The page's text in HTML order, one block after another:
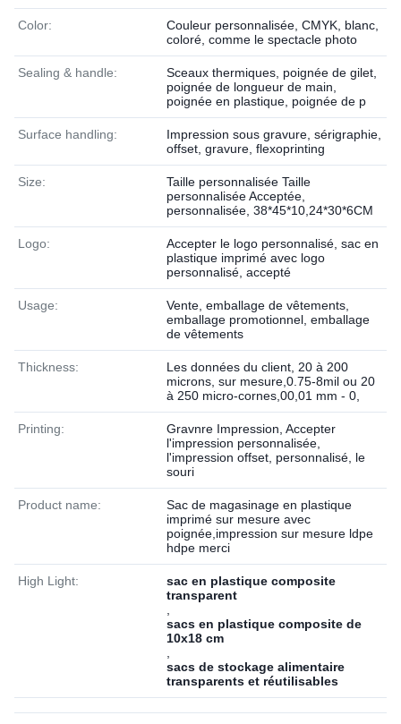
Color:
Couleur personnalisée, CMYK, blanc,
coloré, comme le spectacle photo
Sealing & handle:
Sceaux thermiques, poignée de gilet,
poignée de longueur de main,
poignée en plastique, poignée de p
Surface handling:
Impression sous gravure, sérigraphie,
offset, gravure, flexoprinting
Size:
Taille personnalisée Taille
personnalisée Acceptée,
personnalisée, 38*45*10,24*30*6CM
Logo:
Accepter le logo personnalisé, sac en
plastique imprimé avec logo
personnalisé, accepté
Usage:
Vente, emballage de vêtements,
emballage promotionnel, emballage
de vêtements
Thickness:
Les données du client, 20 à 200
microns, sur mesure,0.75-8mil ou 20
à 250 micro-cornes,00,01 mm - 0,
Printing:
Gravnre Impression, Accepter
l'impression personnalisée,
l'impression offset, personnalisé, le
souri
Product name:
Sac de magasinage en plastique
imprimé sur mesure avec
poignée,impression sur mesure ldpe
hdpe merci
High Light:
sac en plastique composite
transparent
sacs en plastique composite de
10x18 cm
sacs de stockage alimentaire
transparents et réutilisables